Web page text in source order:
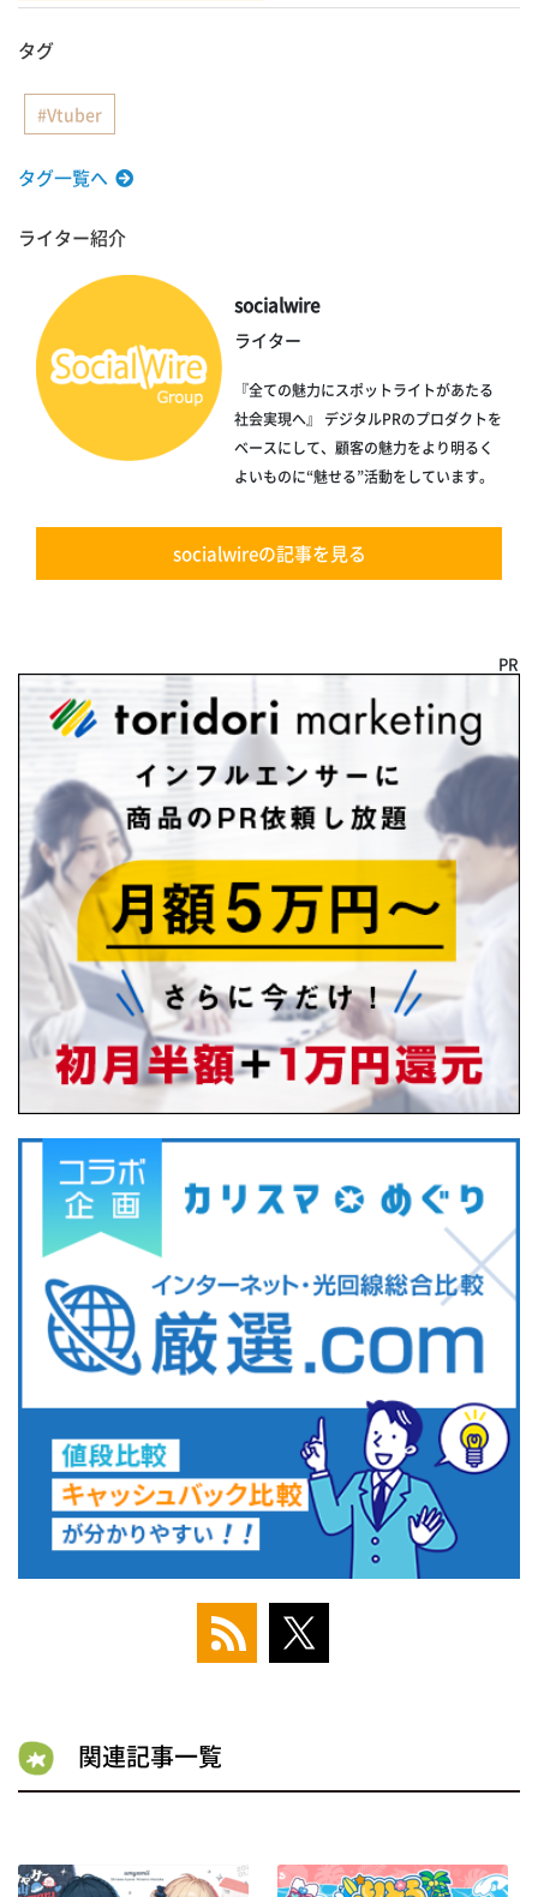
タグ
Vtuber
タグ一覧へ
ライター紹介
socialwire
ライター
『全ての魅力にスポットライトがあたる
社会実現へ』 デジタルPRのプロダクトを
ベースにして、顧客の魅力をより明るく
よいものに“魅せる”活動をしています。
socialwireの記事を見る
PR
関連記事一覧